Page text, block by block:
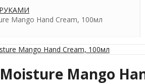
Mango Hand Cream, 100мл
Mango